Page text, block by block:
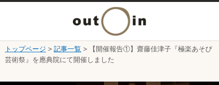
本文へ
ニ
ュ
トップページ > 記事一覧 > 【開催報告①】齋藤佳津子『極楽あそび
芸術祭』を應典院にて開催しました